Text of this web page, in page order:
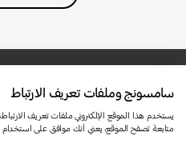
سامسونج وملفات تعريف الارتباط
يستخدم هذا الموقع الإلكتروني ملفات تعريف
متابعة تصفح الموقع، يعني أنك موافق على
تواصل معنا
شروط الاستخدام